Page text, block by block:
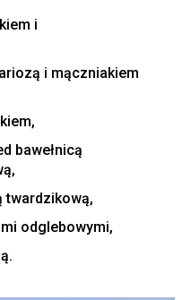
i
i mączniakiem
bawełnicą
odglebowymi,